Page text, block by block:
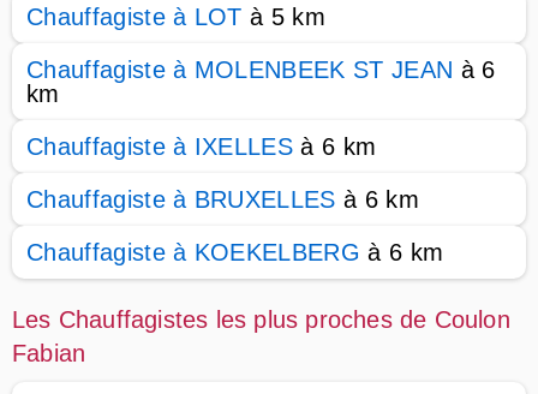
Chauffagiste à LOT à 5 km
Chauffagiste à MOLENBEEK ST JEAN à 6
km
Chauffagiste à IXELLES à 6 km
Chauffagiste à BRUXELLES à 6 km
Chauffagiste à KOEKELBERG à 6 km
Les Chauffagistes les plus proches de Coulon
Fabian